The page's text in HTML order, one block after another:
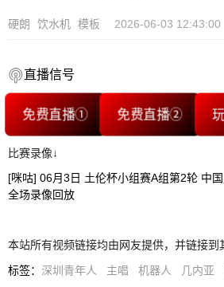
硬朗 饮水机 模板 2026-06-03 12:43:00
直播信号
免费直播① 免费直播②
比赛录像↓
[咪咕] 06月3日 土伦杯小组赛A组第2轮 中
全场录像回放
本站所有视频链接均由网友提供，并链接到
标签： 深圳青年人 主唱 机器人 几内亚